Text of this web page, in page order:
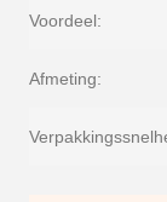
Voordeel:
Afmeting: